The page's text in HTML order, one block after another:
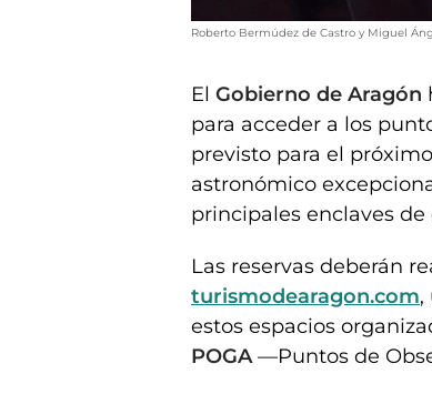
Roberto Bermúdez de Castro y Miguel
El Gobierno de Aragón
para acceder a los
previsto para el próximo
astronómico
principales enclaves
Las reservas deberán
turismodearagon.com,
estos espacios
POGA—Puntos de